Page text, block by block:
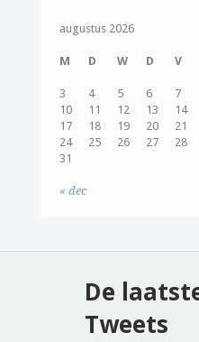
augustus 2026
M D W D V
« dec
3
4 5 6 7
10
11 12 13 14
17
18 19 20 21
24
25 26 27 28
31
De
Tweets